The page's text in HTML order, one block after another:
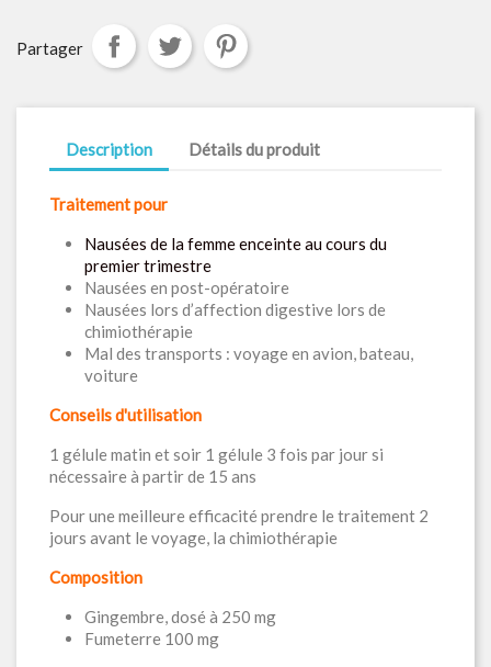
Partager
Description Détails du produit
Traitement pour
Nausées de la femme enceinte au cours du
premier trimestre
Nausées en post-opératoire
Nausées lors d’affection digestive lors de
chimiothérapie
Mal des transports : voyage en avion, bateau,
voiture
Conseils d'utilisation
1 gélule matin et soir 1 gélule 3 fois par jour si
nécessaire à partir de 15 ans
Pour une meilleure efficacité prendre le traitement 2
jours avant le voyage, la chimiothérapie
Composition
Gingembre, dosé à 250 mg
Fumeterre 100 mg